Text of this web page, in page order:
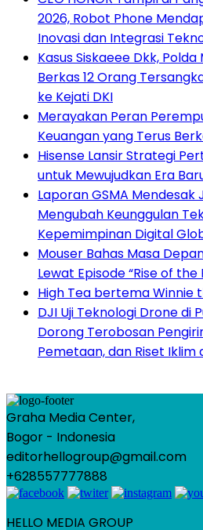
2026, Robot Phone
Inovasi dan Integrasi
Kasus Siskaeee Dkk,
Berkas 12 Orang
ke Kejati DKI
Merayakan Peran
Keuangan yang Terus
Hisense Lansir Strategi
untuk Mewujudkan Era
Laporan GSMA
Mengubah Keunggulan
Kepemimpinan Digital
Mouser Bahas Masa
Lewat Episode “Rise of the
High Tea bertema Winnie
DJI Uji Teknologi Drone di
Dorong Terobosan
Pemetaan, dan Riset Iklim
Graha Media Center,
Bogor - Indonesia
editorhellogroup@gmail.com
+628557777888
HELLO MEDIA GROUP